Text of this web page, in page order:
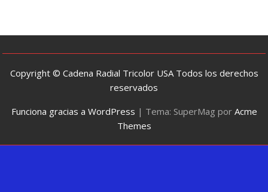
Copyright © Cadena Radial Tricolor USA Todos los derechos
reservados
Funciona gracias a WordPress | Tema: SuperMag por Acme
Themes